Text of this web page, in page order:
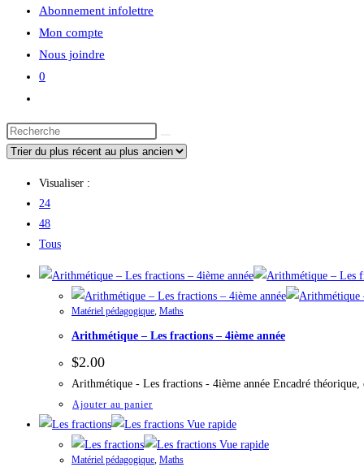
Abonnement infolettre
Mon compte
Nous joindre
0
search
Search
this
Visualiser :
24
48
Tous
Matériel pédagogique, Maths
Arithmétique – Les fractions – 4ième année
$2.00
Arithmétique - Les fractions - 4ième année Encadré
Ajouter au panier
Vue rapide
Vue rapide
Matériel pédagogique, Maths